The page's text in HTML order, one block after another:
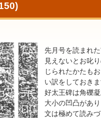
先月号を読まれ
見えないとお叱
じられたかたも
い訳をしておきま
好太王碑は角礫
大小の凹凸があ
文は極めて読み